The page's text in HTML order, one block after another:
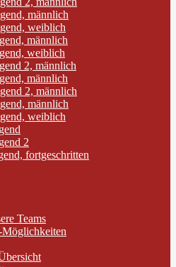
männlich
weiblich
männlich
weiblich
2, männlich
männlich
2, männlich
männlich
weiblich
2
fortgeschritten
Teams